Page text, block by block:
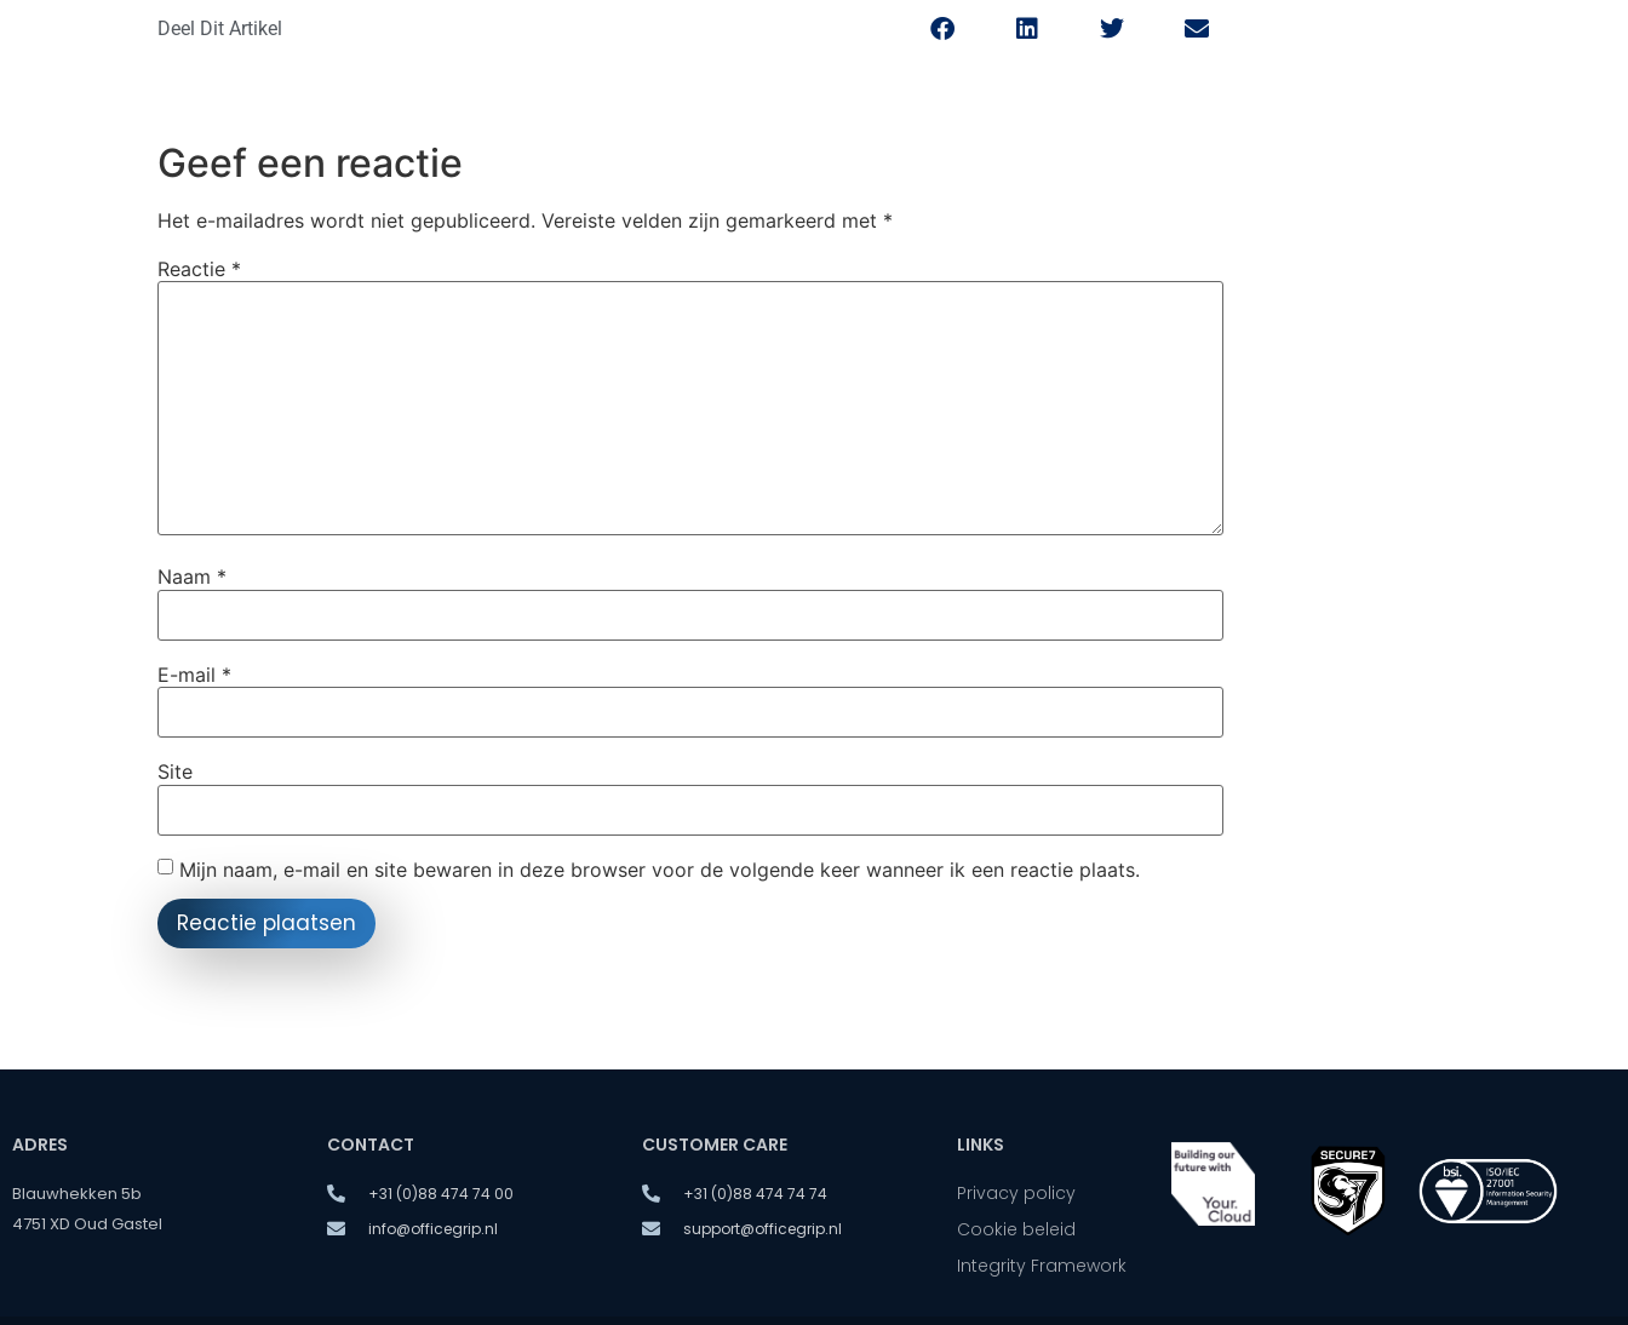
Deel Dit Artikel
Geef een reactie
Het e-mailadres wordt niet gepubliceerd. Vereiste velden zijn gemarkeerd met *
Reactie *
Naam *
E-mail *
Site
Mijn naam, e-mail en site bewaren in deze browser voor de volgende keer wanneer ik een reactie plaats.
ADRES
Blauwhekken 5b
4751 XD Oud Gastel
CONTACT
+31 (0)88 474 74 00
info@officegrip.nl
CUSTOMER CARE
+31 (0)88 474 74 74
support@officegrip.nl
LINKS
Privacy policy
Cookie beleid
Integrity Framework